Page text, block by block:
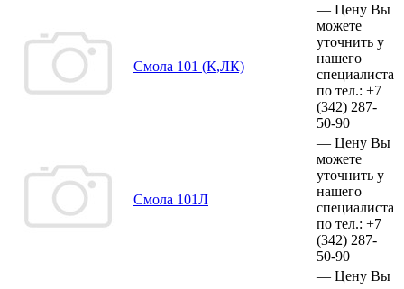
Смола 101 (К,ЛК)
— Цену Вы
можете
уточнить у
нашего
специалиста
по тел.: +7
(342) 287-
50-90
Смола 101Л
— Цену Вы
можете
уточнить у
нашего
специалиста
по тел.: +7
(342) 287-
50-90
— Цену Вы